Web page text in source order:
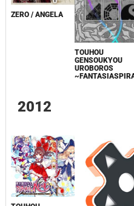
ZERO / ANGELA
TOUHOU
GENSOUKYOU
UROBOROS
2012